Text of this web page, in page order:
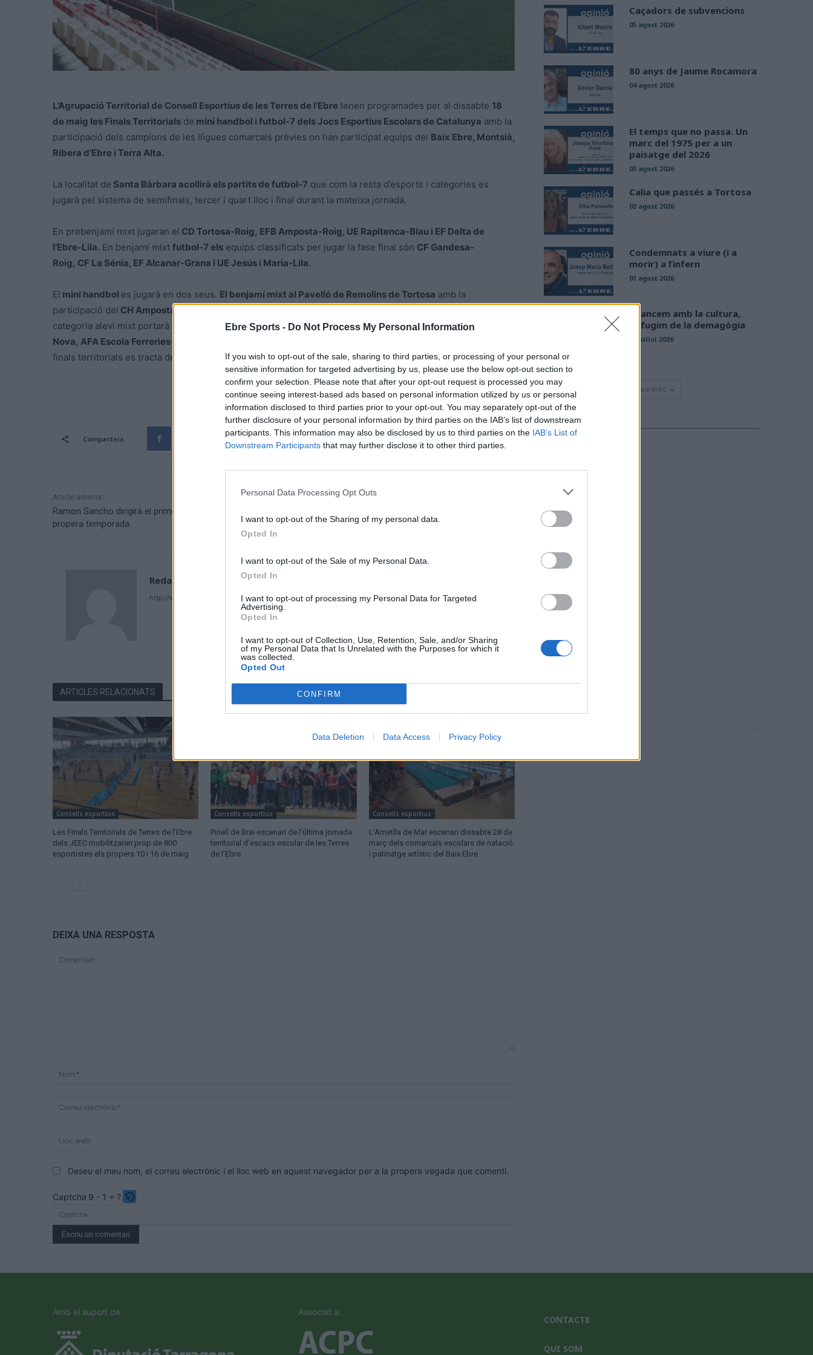
Ebre Sports - Do Not Process My Personal Information
If you wish to opt-out of the sale, sharing to third parties, or processing of your personal or
sensitive information for targeted advertising by us, please use the below opt-out section to
confirm your selection. Please note that after your opt-out request is processed you may
continue seeing interest-based ads based on personal information utilized by us or personal
information disclosed to third parties prior to your opt-out. You may separately opt-out of the
further disclosure of your personal information by third parties on the IAB’s list of downstream
participants. This information may also be disclosed by us to third parties on the IAB’s List of
Downstream Participants that may further disclose it to other third parties.
Personal Data Processing Opt Outs
I want to opt-out of the Sharing of my personal data.
Opted In
I want to opt-out of the Sale of my Personal Data.
Opted In
I want to opt-out of processing my Personal Data for Targeted
Advertising.
Opted In
I want to opt-out of Collection, Use, Retention, Sale, and/or Sharing
of my Personal Data that Is Unrelated with the Purposes for which it
was collected.
Opted Out
CONFIRM
Data Deletion Data Access Privacy Policy
L’Agrupació Territorial de Consell Esportius de les Terres de l’Ebre tenen programades per al dissabte 18
de maig les Finals Territorials de mini handbol i futbol-7 dels Jocs Esportius Escolars de Catalunya amb la
participació dels campions de les lligues comarcals prèvies on han participat equips del Baix Ebre, Montsià,
Ribera d’Ebre i Terra Alta.
La localitat de Santa Bàrbara acollirà els partits de futbol-7 que com la resta d’esports i categories es
jugarà pel sistema de semifinals, tercer i quart lloc i final durant la mateixa jornada.
En prebenjamí mixt jugaran el CD Tortosa-Roig, EFB Amposta-Roig, UE Rapitenca-Blau i EF Delta de
l’Ebre-Lila. En benjamí mixt futbol-7 els equips classificats per jugar la fase final són CF Gandesa-
Roig, CF La Sénia, EF Alcanar-Grana i UE Jesús i Maria-Lila.
El mini handbol es jugarà en dos seus. El benjamí mixt al Pavelló de Remolins de Tortosa amb la
participació del CH Amposta, AMPA Escola del Temple, Escola la Mercè i CH Móra d’Ebre,
categoria alevi mixt portarà els equips classificats alpavelló de Móra la Nova,i en concret al CH Móra la
Nova, AFA Escola Ferreries-Verd, Escola Cinta Curto-Taronja i CH Amposta-Negre.
finals territorials es tracta del pas previ per participar després a les Finals i Trobades Nacionals.
Comparteix
Article anterior
Ramon Sancho dirigirà el primer equip de la rapitenca la
propera temporada
la ciutat alemanya d’Essen
Redacció
http://ebresports.cat
ARTICLES RELACIONATS
Consells esportius
Les Finals Territorials de Terres de l’Ebre
dels JEEC mobilitzaran prop de 800
esportistes els propers 10 i 16 de maig
Consells esportius
Pinell de Brai escenari de l’última jornada
territorial d’escacs escolar de les Terres
de l’Ebre
Consells esportius
L’Ametlla de Mar escenari dissabte 28 de
març dels comarcals escolars de natació
i patinatge artístic del Baix Ebre
DEIXA UNA RESPOSTA
Deseu el meu nom, el correu electrònic i el lloc web en aquest navegador per a la propera vegada que comenti.
Captcha 9 - 1 = ?
Please
enter
the
to
verify
Caçadors de subvencions
05 agost 2026
80 anys de Jaume Rocamora
04 agost 2026
El temps que no passa. Un
marc del 1975 per a un
paisatge del 2026
03 agost 2026
Calia que passés a Tortosa
02 agost 2026
Condemnats a viure (i a
morir) a l’infern
01 agost 2026
Avancem amb la cultura,
defugim de la demagògia
31 juliol 2026
Veure més
Amb el suport de Associat a:
CONTACTE
QUI SOM